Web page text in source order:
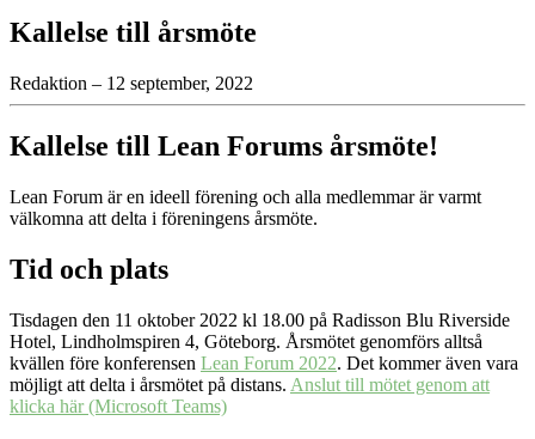
Kallelse till årsmöte
Redaktion – 12 september, 2022
Kallelse till Lean Forums årsmöte!
Lean Forum är en ideell förening och alla medlemmar är varmt
välkomna att delta i föreningens årsmöte.
Tid och plats
Tisdagen den 11 oktober 2022 kl 18.00 på Radisson Blu Riverside
Hotel, Lindholmspiren 4, Göteborg. Årsmötet genomförs alltså
kvällen före konferensen Lean Forum 2022. Det kommer även vara
möjligt att delta i årsmötet på distans. Anslut till mötet genom att
klicka här (Microsoft Teams)